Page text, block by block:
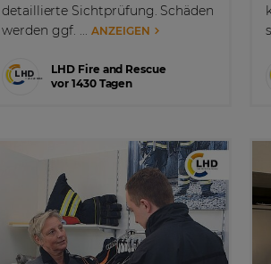
detaillierte Sichtprüfung. Schäden
werden ggf. ...ANZEIGEN
LHD Fire and Rescue
vor 1430 Tagen